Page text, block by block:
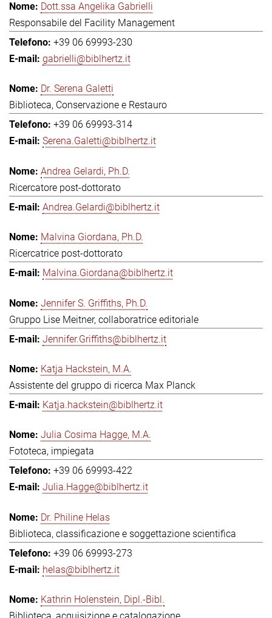
Dott.ssa Angelika Gabrielli
Responsabile del Facility Management
+39 06 69993-230
gabrielli@biblhertz.it
Dr. Serena Galetti
Biblioteca, Conservazione e Restauro
+39 06 69993-314
Serena.Galetti@biblhertz.it
Andrea Gelardi, Ph.D.
Ricercatore post-dottorato
Andrea.Gelardi@biblhertz.it
Malvina Giordana, Ph.D.
Ricercatrice post-dottorato
Malvina.Giordana@biblhertz.it
Jennifer S. Griffiths, Ph.D.
Gruppo Lise Meitner, collaboratrice editoriale
Jennifer.Griffiths@biblhertz.it
Katja Hackstein, M.A.
Assistente del gruppo di ricerca Max Planck
Katja.hackstein@biblhertz.it
Julia Cosima Hagge, M.A.
Fototeca, impiegata
+39 06 69993-422
Julia.Hagge@biblhertz.it
Dr. Philine Helas
Biblioteca, classificazione e soggettazione scientifica
+39 06 69993-273
helas@biblhertz.it
Kathrin Holenstein, Dipl.-Bibl.